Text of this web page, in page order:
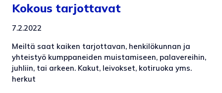
Kokous tarjottavat
7.2.2022
Meiltä saat kaiken tarjottavan, henkilökunnan ja
yhteistyö kumppaneiden muistamiseen, palavereihin,
juhliin, tai arkeen. Kakut, leivokset, kotiruoka yms.
herkut